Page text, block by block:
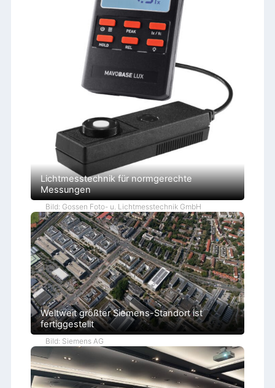
Lichtmesstechnik für normgerechte
Messungen
Bild: Gossen Foto- u. Lichtmesstechnik GmbH
Weltweit größter Siemens-Standort ist
fertiggestellt
Bild: Siemens AG